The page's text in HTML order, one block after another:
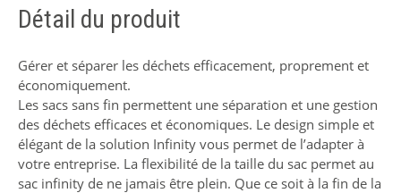
Détail du produit
Gérer et séparer les déchets efficacement, proprement et
économiquement.
Les sacs sans fin permettent une séparation et une gestion
des déchets efficaces et économiques. Le design simple et
élégant de la solution Infinity vous permet de l’adapter à
votre entreprise. La flexibilité de la taille du sac permet au
sac infinity de ne jamais être plein. Que ce soit à la fin de la